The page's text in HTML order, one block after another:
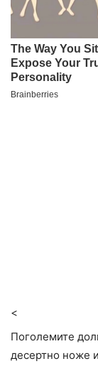
<
Поголемите
десертно ноже